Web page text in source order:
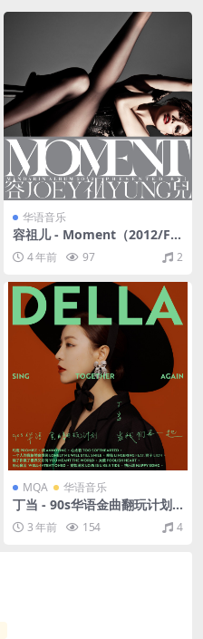
华语音乐
容祖儿 - Moment（2012/FL
AC/分轨/275M）
4 年前 97 2
MQA 华语音乐
丁当 - 90s华语金曲翻玩计划-
当我们再一起（2021/FLAC/
分轨/483M）(24bit/48kHz)
3 年前 154 4